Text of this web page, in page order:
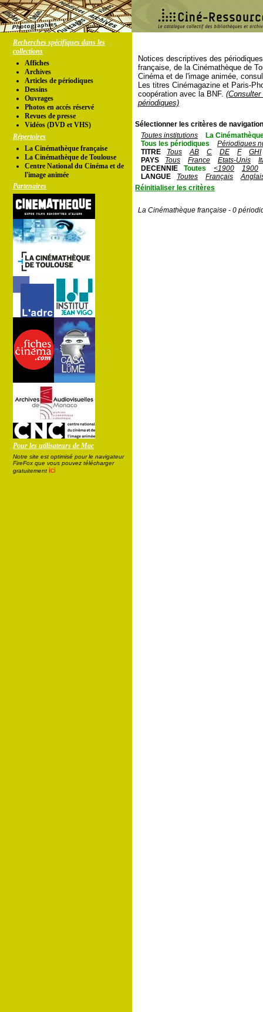
Recherches spécifiques dans les
collections
Affiches
Archives
Articles de périodiques
Dessins
Ouvrages
Photos en accés réservé
Revues de presse
Vidéos (DVD et VHS)
Répertoires
La Cinémathèque française
La Cinémathèque de Toulouse
Centre National du Cinéma et de
l'image animée
Partenaires
Pour les utilisateurs de Mac
Notre site est optimisé pour le navigateur
FireFox que vous pouvez télécharger
gratuitement ici
Notices descriptives des
française, de la Cinémathèque de
Cinéma et de l'image animée,
Les titres Cinémagazine et Paris-
coopération avec la BNF.
périodiques)
Sélectionner les critères de
Toutes institutions
La
Tous les périodiques
Périodiques
TITRE
Tous AB C DE F
GHI
PAYS
Tous France Etats-Unis
DECENNIE
Toutes <1900
1900
LANGUE
Toutes Français
Réinitialiser les critères
La Cinémathèque française - 0